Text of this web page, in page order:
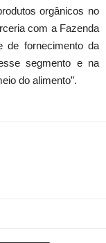
orgânicos no
com a Fazenda
de fornecimento da
segmento e na
do alimento”.